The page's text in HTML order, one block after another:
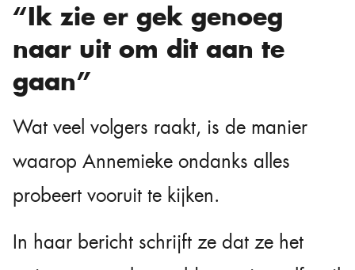
“Ik zie er gek genoeg
naar uit om dit aan te
gaan”
Wat veel volgers raakt, is de manier
waarop Annemieke ondanks alles
probeert vooruit te kijken.
In haar bericht schrijft ze dat ze het